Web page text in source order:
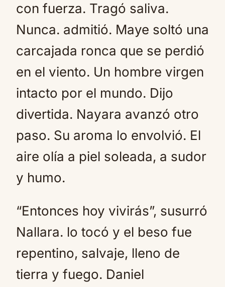
con fuerza. Tragó saliva.
Nunca. admitió. Maye soltó una
carcajada ronca que se perdió
en el viento. Un hombre virgen
intacto por el mundo. Dijo
divertida. Nayara avanzó otro
paso. Su aroma lo envolvió. El
aire olía a piel soleada, a sudor
y humo.
“Entonces hoy vivirás”, susurró
Nallara. lo tocó y el beso fue
repentino, salvaje, lleno de
tierra y fuego. Daniel